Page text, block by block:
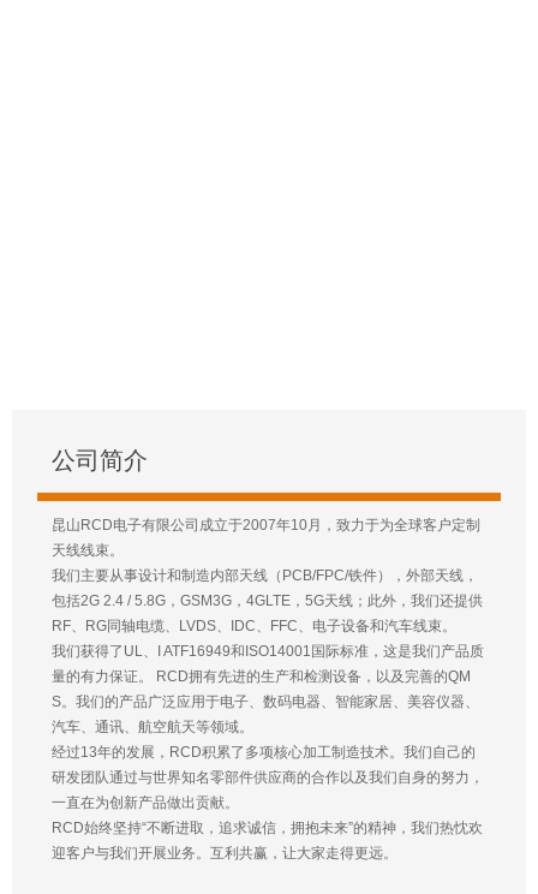
公司简介
昆山RCD电子有限公司成立于2007年10月，致力于为全球客户定制
天线线束。
我们主要从事设计和制造内部天线（PCB/FPC/铁件），外部天线，
包括2G 2.4 / 5.8G，GSM3G，4GLTE，5G天线；此外，我们还提供
RF、RG同轴电缆、LVDS、IDC、FFC、电子设备和汽车线束。
我们获得了UL、I ATF16949和ISO14001国际标准，这是我们产品质
量的有力保证。 RCD拥有先进的生产和检测设备，以及完善的QM
S。我们的产品广泛应用于电子、数码电器、智能家居、美容仪器、
汽车、通讯、航空航天等领域。
经过13年的发展，RCD积累了多项核心加工制造技术。我们自己的
研发团队通过与世界知名零部件供应商的合作以及我们自身的努力，
一直在为创新产品做出贡献。
RCD始终坚持“不断进取，追求诚信，拥抱未来”的精神，我们热忱欢
迎客户与我们开展业务。互利共赢，让大家走得更远。